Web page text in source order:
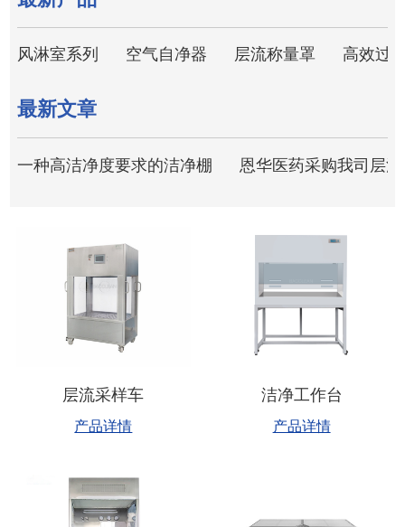
风淋室系列 空气自净器 层流称量罩 高效过
最新文章
一种高洁净度要求的洁净棚 恩华医药采购我司层
层流采样车
产品详情
洁净工作台
产品详情